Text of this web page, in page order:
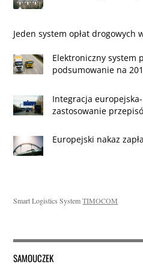
Jeden system opłat drogowych
Elektroniczny system
podsumowanie na
Integracja
zastosowanie
Europejski nakaz
Smart Logistics SystemTIMOCOM
SAMOUCZEK